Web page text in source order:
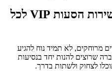
SHUTLE4U מספקת שירות הסעות VIP לכל
מרוחקים, לא תמיד נוח להגיע
שרוצים להנות יחד בנסיעות
לצחוק ולשתות בדרך.